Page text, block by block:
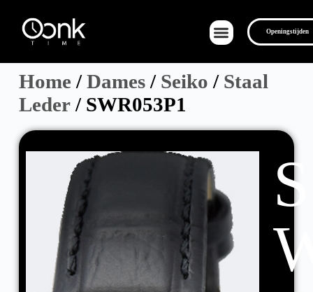
Openingstijden
Home /Dames/ Seiko / Staal
Leder/ SWR053P1
S